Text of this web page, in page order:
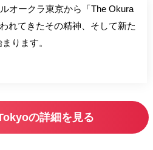
オークラ東京から「The Okura
れてきたその精神、そして新た
ります。
の詳細を見る